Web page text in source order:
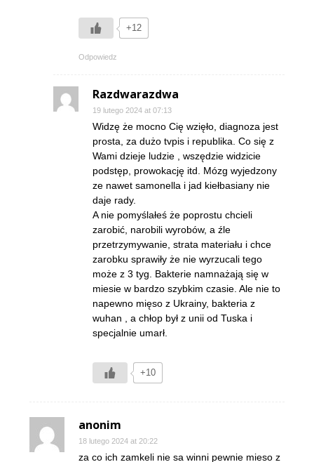
+12
Odpowiedz
Razdwarazdwa
19 lutego 2024 at 07:13
Widzę że mocno Cię wzięło, diagnoza jest
prosta, za dużo tvpis i republika. Co się z
Wami dzieje ludzie , wszędzie widzicie
podstęp, prowokację itd. Mózg wyjedzony
ze nawet samonella i jad kiełbasiany nie
daje rady.
A nie pomyślałeś że poprostu chcieli
zarobić, narobili wyrobów, a źle
przetrzymywanie, strata materiału i chce
zarobku sprawiły że nie wyrzucali tego
może z 3 tyg. Bakterie namnażają się w
miesie w bardzo szybkim czasie. Ale nie to
napewno mięso z Ukrainy, bakteria z
wuhan , a chłop był z unii od Tuska i
specjalnie umarł.
+10
anonim
18 lutego 2024 at 20:22
za co ich zamkeli nie sa winni pewnie mieso z